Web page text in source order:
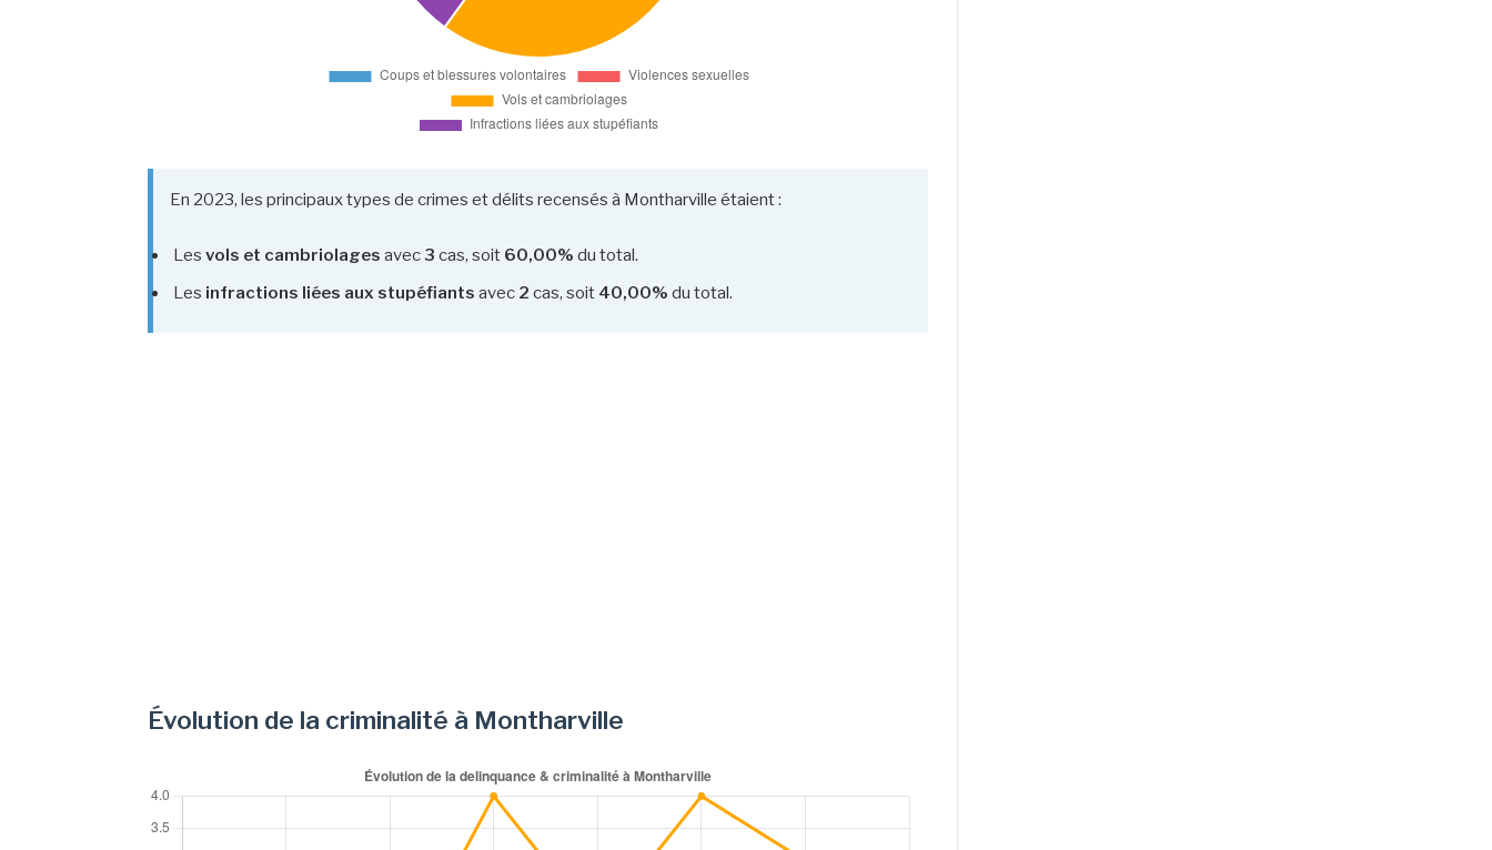
En 2023, les principaux types de crimes et délits recensés à Montharville étaient :
Les vols et cambriolages avec3 cas, soit 60,00% du total.
Les infractions liées aux stupéfiants avec 2 cas, soit 40,00% du total.
Évolution de la criminalité à Montharville